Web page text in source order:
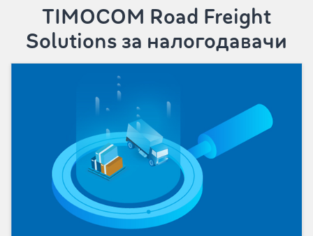
TIMOCOM Road Freight
Solutions за налогодавачи